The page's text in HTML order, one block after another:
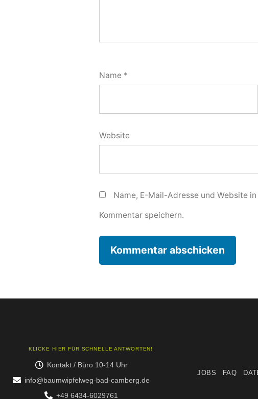
Name *
Website
Name, E-Mail-Adresse und Website
Kommentar speichern.
KLICKE HIER FÜR SCHNELLE ANTWORTEN!
Kontakt / Büro 10-14 Uhr
info@baumwipfelweg-bad-camberg.de
+49 6434-6029761
JOBS FAQ